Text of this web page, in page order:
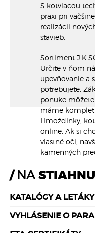
S kotviacou
praxi pri
realizácii
stavieb.
Sortiment
Určite v ňom
upevňovanie a
potrebujete.
ponuke
máme
Hmoždinky,
online. Ak si
vlastné oči,
kamenných
NA
KATALÓGY A LETÁKY
VYHLÁSENIE O